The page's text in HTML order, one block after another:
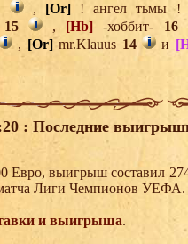
, [Or]
! ангел тьмы
15 , [Hb] -хоббит- 16
, [Or] mr.Klauus 14 и
: Последние
Евро, выигрыш составил
Лиги Чемпионов УЕФА.
и выигрыша.